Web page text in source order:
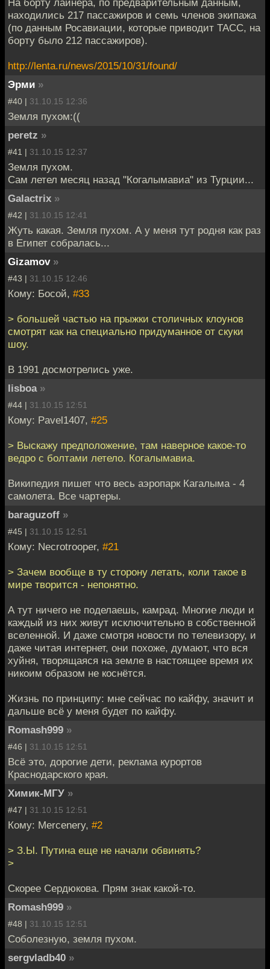
находились 217 пассажиров и семь членов экипажа
(по данным Росавиации, которые приводит ТАСС, на
борту было 212 пассажиров).
http://lenta.ru/news/2015/10/31/found/
Эрми »
#40 | 31.10.15 12:36
Земля пухом:((
peretz »
#41 | 31.10.15 12:37
Земля пухом.
Сам летел месяц назад "Когалымавиа" из Турции...
Galactrix »
#42 | 31.10.15 12:41
Жуть какая. Земля пухом. А у меня тут родня как раз
в Египет собралась...
Gizamov »
#43 | 31.10.15 12:46
Кому: Босой, #33
> большей частью на прыжки столичных клоунов
смотрят как на специально придуманное от скуки
шоу.
В 1991 досмотрелись уже.
lisboa »
#44 | 31.10.15 12:51
Кому: Pavel1407, #25
> Выскажу предположение, там наверное какое-то
ведро с болтами летело. Когалымавиа.
Википедия пишет что весь аэропарк Кагалыма - 4
самолета. Все чартеры.
baraguzoff »
#45 | 31.10.15 12:51
Кому: Necrotrooper, #21
> Зачем вообще в ту сторону летать, коли такое в
мире творится - непонятно.
А тут ничего не поделаешь, камрад. Многие люди и
каждый из них живут исключительно в собственной
вселенной. И даже смотря новости по телевизору, и
даже читая интернет, они похоже, думают, что вся
хуйня, творящаяся на земле в настоящее время их
никоим образом не коснётся.
Жизнь по принципу: мне сейчас по кайфу, значит и
дальше всё у меня будет по кайфу.
Romash999 »
#46 | 31.10.15 12:51
Всё это, дорогие дети, реклама курортов
Краснодарского края.
Химик-МГУ »
#47 | 31.10.15 12:51
Кому: Mercenery, #2
> З.Ы. Путина еще не начали обвинять?
>
Скорее Сердюкова. Прям знак какой-то.
Romash999 »
#48 | 31.10.15 12:51
Соболезную, земля пухом.
sergvladb40 »